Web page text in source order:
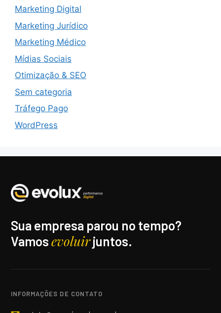
Marketing Digital
Marketing Jurídico
Marketing Médico
Mídias Sociais
Otimização & SEO
Sem categoria
Tráfego Pago
WordPress
Sua empresa parou no tempo?
Vamosevoluirjuntos.
INFORMAÇÕES DE CONTATO